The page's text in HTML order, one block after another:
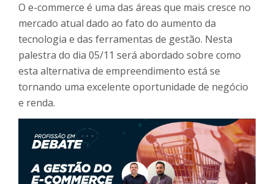
O e-commerce é uma das áreas que mais cresce no
mercado atual dado ao fato do aumento da
tecnologia e das ferramentas de gestão. Nesta
palestra do dia 05/11 será abordado sobre como
esta alternativa de empreendimento está se
tornando uma excelente oportunidade de negócio
e renda.